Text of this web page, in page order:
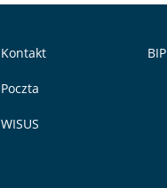
Kontakt
Poczta
WISUS
BIP